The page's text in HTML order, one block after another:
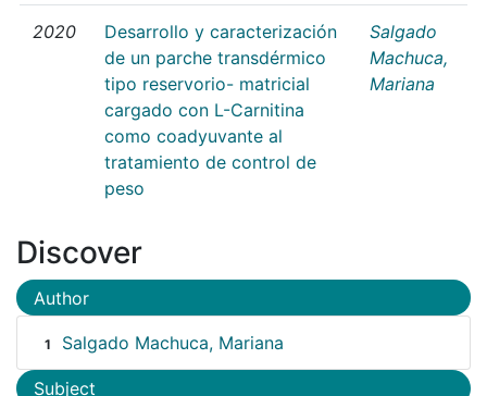
2020
Desarrollo y caracterización
de un parche transdérmico
tipo reservorio- matricial
cargado con L-Carnitina
como coadyuvante al
tratamiento de control de
peso
Salgado
Machuca,
Mariana
Discover
Author
1 Salgado Machuca, Mariana
Subject